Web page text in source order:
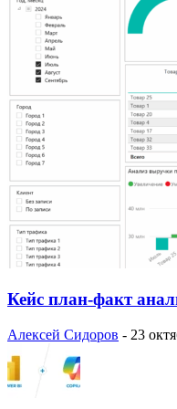
Кейс план-факт
Алексей Сидоров - 23